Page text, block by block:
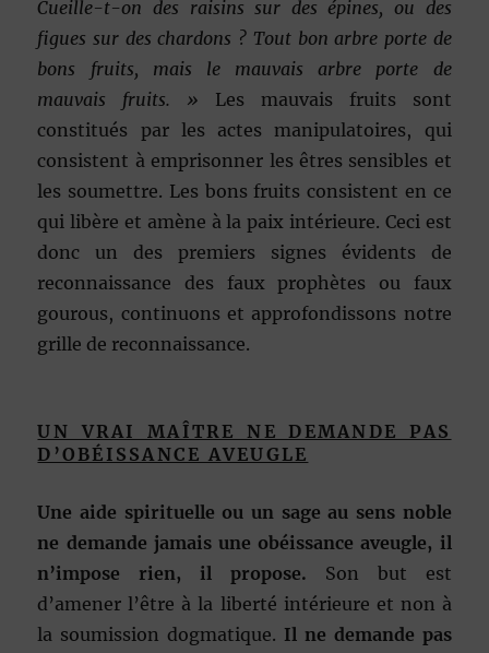
Cueille-t-on des raisins sur des épines, ou des
figues sur des chardons ? Tout bon arbre porte de
bons fruits, mais le mauvais arbre porte de
mauvais fruits. » Les mauvais fruits sont
constitués par les actes manipulatoires, qui
consistent à emprisonner les êtres sensibles et
les soumettre. Les bons fruits consistent en ce
qui libère et amène à la paix intérieure. Ceci est
donc un des premiers signes évidents de
reconnaissance des faux prophètes ou faux
gourous, continuons et approfondissons notre
grille de reconnaissance.
UN VRAI MAÎTRE NE DEMANDE PAS
D’OBÉISSANCE AVEUGLE
Une aide spirituelle ou un sage au sens noble
ne demande jamais une obéissance aveugle, il
n’impose rien, il propose. Son but est
d’amener l’être à la liberté intérieure et non à
la soumission dogmatique. Il ne demande pas